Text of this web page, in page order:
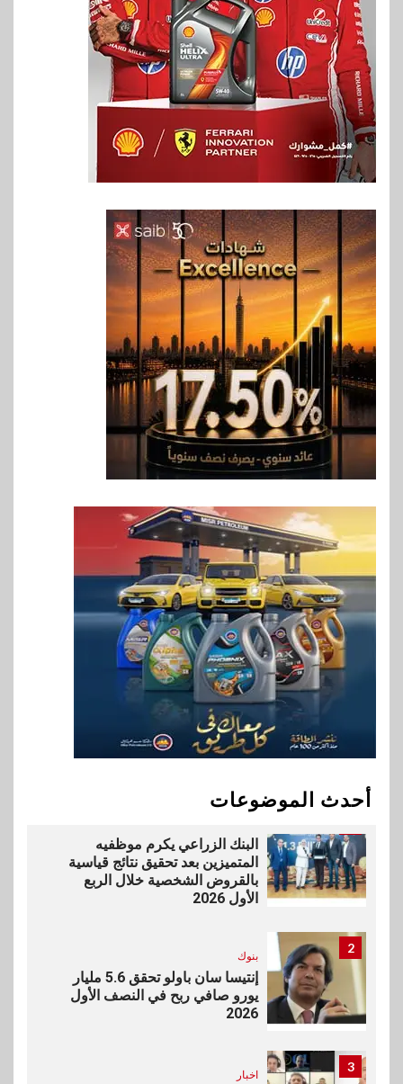
أحدث الموضوعات
6 اخبار
فيكسد مصر و”حلول” تتشاركان
في تطوير أول منصة للسياحة
الصحية في مصر والشرق الأوسط
وأفريقيا Tour4Cure
سوق وصلة
هواوي: هاتف nova 15
Max بطارية ضخمة وتصميم متين
جهازًا مثاليًا للشباب
اقتصاد
إي اف چي فاينانس تستعرض
في سوق تحويلات المصريين
بالخارج
9
اخبار
بيان توضيحي صادر عن شركة
ناتجاس
سوق وصلة
vivo تشعل المنافسة في مصر
مع إطلاق Y500 المزود ببطارية
البنك الزراعي يكرم موظفيه
المتميزين بعد تحقيق نتائج قياسية
بالقروض الشخصية خلال الربع
الأول 2026
2
بنوك
إنتيسا سان باولو تحقق 5.6 مليار
يورو صافي ربح في النصف الأول
2026
3
اخبار